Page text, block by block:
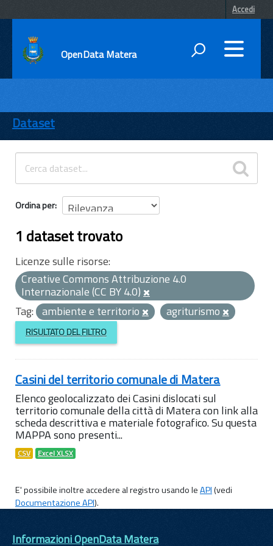
Accedi
OpenData Matera
ENTI
TEMI
INFORMAZIONI
Dataset
Ordina per
1 dataset trovato
Licenze sulle risorse:
Creative Commons Attribuzione 4.0
Internazionale (CC BY 4.0)
Tag: ambiente e territorio agriturismo
RISULTATO DEL FILTRO
Casini del territorio comunale di Matera
Elenco geolocalizzato dei Casini dislocati sul
territorio comunale della città di Matera con link alla
scheda descrittiva e materiale fotografico. Su questa
MAPPA sono presenti...
CSV Excel XLSX
E' possibile inoltre accedere al registro usando leAPI(vedi
Documentazione API).
Informazioni OpenData Matera